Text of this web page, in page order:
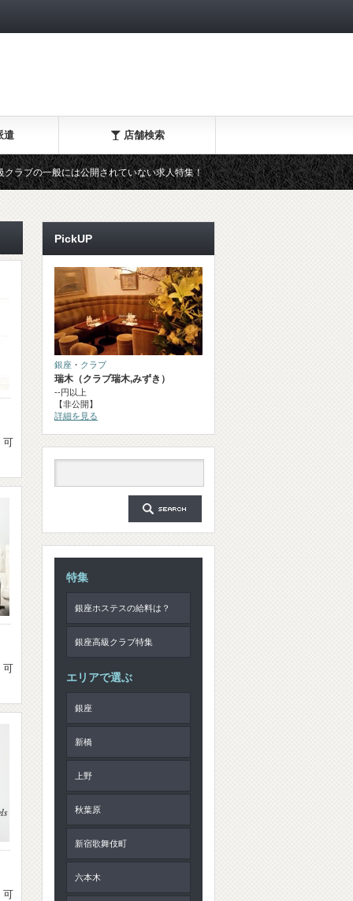
遣 店舗検索
の一般には公開されていない求人特集！ キャバクラ派遣・クラブ
PickUP
銀座 ・ クラブ
瑞木（クラブ瑞木,みずき）
--円以上
【非公開】
詳細を見る
特集
銀座ホステスの給料は？
銀座高級クラブ特集
エリアで選ぶ
銀座
新橋
上野
秋葉原
新宿歌舞伎町
六本木